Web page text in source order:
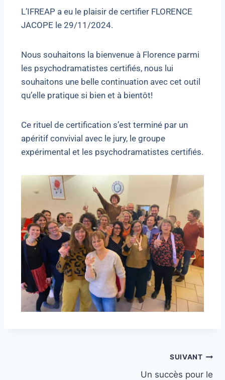
L’IFREAP a eu le plaisir de certifier FLORENCE
JACOPE le 29/11/2024.
Nous souhaitons la bienvenue à Florence parmi
les psychodramatistes certifiés, nous lui
souhaitons une belle continuation avec cet outil
qu’elle pratique si bien et à bientôt!
Ce rituel de certification s’est terminé par un
apéritif convivial avec le jury, le groupe
expérimental et les psychodramatistes certifiés.
SUIVANT
Un succès pour le